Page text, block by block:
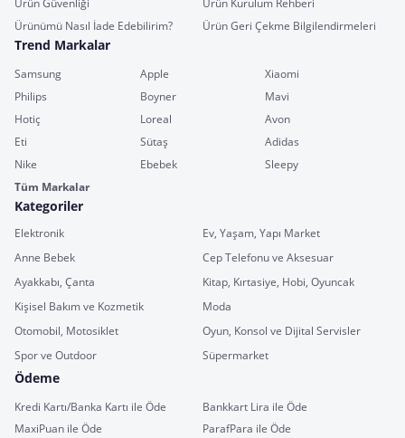
Ürün Güvenliği
Ürün Kurulum Rehberi
Ürünümü Nasıl İade Edebilirim?
Ürün Geri Çekme Bilgilendirmeleri
Trend Markalar
Samsung Apple
Xiaomi
Philips
Boyner
Mavi
Hotiç
Loreal
Avon
Eti
Sütaş
Adidas
Nike
Ebebek
Sleepy
Tüm Markalar
Kategoriler
Elektronik
Ev, Yaşam, Yapı Market
Anne Bebek
Cep Telefonu ve Aksesuar
Ayakkabı, Çanta
Kitap, Kırtasiye, Hobi, Oyuncak
Kişisel Bakım ve Kozmetik
Moda
Otomobil, Motosiklet
Oyun, Konsol ve Dijital Servisler
Spor ve Outdoor
Süpermarket
Ödeme
Kredi Kartı/Banka Kartı ile Öde
Bankkart Lira ile Öde
MaxiPuan ile Öde
ParafPara ile Öde